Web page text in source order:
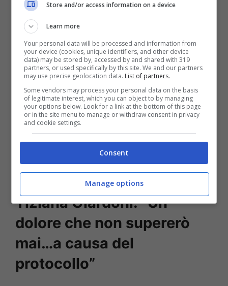
Stefano D’Orazio cause della
morte | La verità sull’addio al batterista Pooh
Tiziana Giardoni: “Un
dolore che non supererò
mai…a causa del
protocollo”
Store and/or access information on a device
Learn more
Your personal data will be processed and information from
your device (cookies, unique identifiers, and other device
data) may be stored by, accessed by and shared with 319
partners, or used specifically by this site. We and our partners
may use precise geolocation data. List of partners.
Some vendors may process your personal data on the basis
of legitimate interest, which you can object to by managing
your options below. Look for a link at the bottom of this page
or in the site menu to manage or withdraw consent in privacy
and cookie settings.
Consent
Manage options